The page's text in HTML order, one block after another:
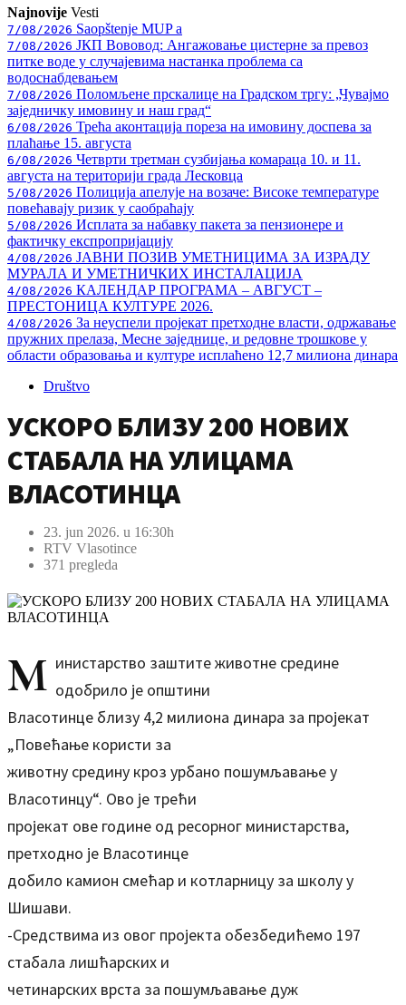
Najnovije Vesti
7/08/2026 Saopštenje MUP a
7/08/2026 ЈКП Вововод: Ангажовање цистерне за превоз
питке воде у случајевима настанка проблема са
водоснабдевањем
7/08/2026 Поломљене прскалице на Градском тргу: „Чувајмо
заједничку имовину и наш град“
6/08/2026 Трећа аконтација пореза на имовину доспева за
плаћање 15. августа
6/08/2026 Четврти третман сузбијања комараца 10. и 11.
августа на територији града Лесковца
5/08/2026 Полиција апелује на возаче: Високе температуре
повећавају ризик у саобраћају
5/08/2026 Исплата за набавку пакета за пензионере и
фактичку експропријацију
4/08/2026 ЈАВНИ ПОЗИВ УМЕТНИЦИМА ЗА ИЗРАДУ
МУРАЛА И УМЕТНИЧКИХ ИНСТАЛАЦИЈА
4/08/2026 КАЛЕНДАР ПРОГРАМА – АВГУСТ –
ПРЕСТОНИЦА КУЛТУРЕ 2026.
4/08/2026 За неуспели пројекат претходне власти, одржавање
пружних прелаза, Месне заједнице, и редовне трошкове у
области образовања и културе исплаћено 12,7 милиона динара
Društvo
УСКОРО БЛИЗУ 200 НОВИХ
СТАБАЛА НА УЛИЦАМА
ВЛАСОТИНЦА
23. jun 2026. u 16:30h
RTV Vlasotince
371 pregleda
М инистарство заштите животне средине
одобрило је општини
Власотинце близу 4,2 милиона динара за пројекат
„Повећање користи за
животну средину кроз урбано пошумљавање у
Власотинцу“. Ово је трећи
пројекат ове године од ресорног министарства,
претходно је Власотинце
добило камион смећар и котларницу за школу у
Шишави.
-Средствима из овог пројекта обезбедићемо 197
стабала лишћарских и
четинарских врста за пошумљавање дуж